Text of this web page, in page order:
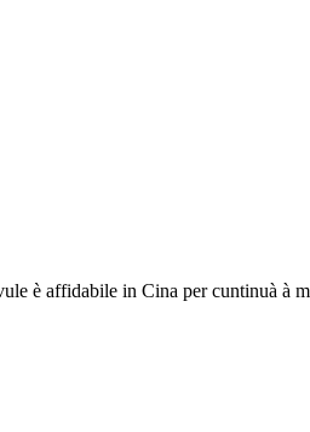
è affidabile in Cina per cuntinuà à